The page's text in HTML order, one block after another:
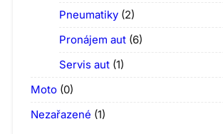
Pneumatiky (2)
Pronájem aut (6)
Servis aut (1)
Moto (0)
Nezařazené (1)